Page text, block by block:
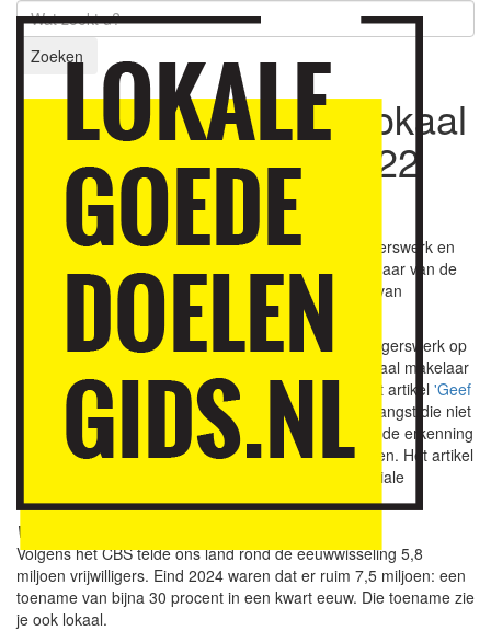
Zoeken
Voortdurende groei lokaal
gemeenschapsleven 22
september 2025
Deze eeuw laat een voortdurende groei van vrijwilligerswerk en
lokaal gemeenschapsleven zien. Het Internationale Jaar van de
Vrijwilliger in 2026 vraagt erkenning voor de vrijheid van
organiseren en (vrije)tijdsbesteding.
Ruim 25 jaar geleden was er de angst dat het vrijwilligerswerk op
termijn te weinig mensen zou gaan aantrekken. Sociaal makelaar
Jan de Ronden hoogleraar Lucas Meijs wijzen in het artikel 'Geef
vrijwilligerswerk de aandacht die het verdient'
op de angst die niet
is bewaarheid. Wat rest na de aanhoudende groei is de erkenning
van het vrijwilligerswerk en lokale gemeenschapsleven. Het artikel
is gepubliceerd op de website van het Tijdschrift Sociale
Vraagstukken*.
Vrijwilligerswerk
Volgens het CBS telde ons land rond de eeuwwisseling 5,8
miljoen vrijwilligers. Eind 2024 waren dat er ruim 7,5 miljoen: een
toename van bijna 30 procent in een kwart eeuw. Die toename zie
je ook lokaal.